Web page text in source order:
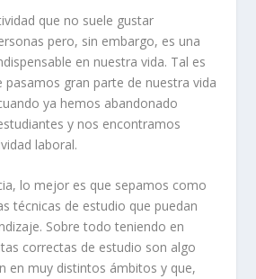
que no suele gustar
pero, sin embargo, es una
en nuestra vida. Tal es
pasamos gran parte de nuestra vida
ya hemos abandonado
y nos encontramos
laboral.
lo mejor es que sepamos como
técnicas de estudio que puedan
Sobre todo teniendo en
correctas de estudio son algo
en muy distintos ámbitos y que,